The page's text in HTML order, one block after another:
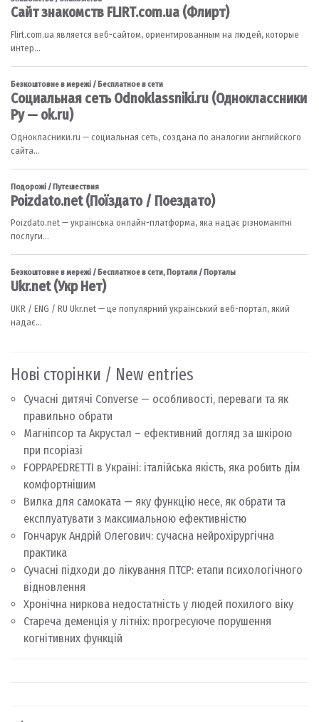
Нові сторінки / New entries
Сучасні дитячі Converse — особливості, переваги та як
правильно обрати
Магніпсор та Акрустал – ефективний догляд за шкірою
при псоріазі
FOPPAPEDRETTI в Україні: італійська якість, яка робить дім
комфортнішим
Вилка для самоката — яку функцію несе, як обрати та
експлуатувати з максимальною ефективністю
Гончарук Андрій Олегович: сучасна нейрохірургічна
практика
Сучасні підходи до лікування ПТСР: етапи психологічного
відновлення
Хронічна ниркова недостатність у людей похилого віку
Стареча деменція у літніх: прогресуюче порушення
когнітивних функцій